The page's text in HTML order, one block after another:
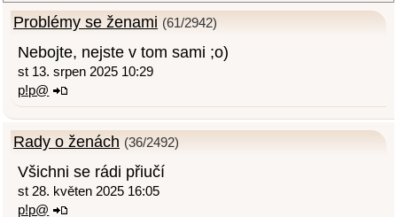
Problémy se ženami (61/2942)
Nebojte, nejste v tom sami ;o)
st 13. srpen 2025 10:29
p!p@
Rady o ženách (36/2492)
Všichni se rádi přiučí
st 28. květen 2025 16:05
p!p@